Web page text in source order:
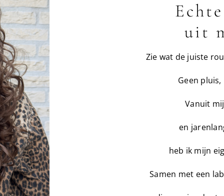
uit
Zie wat de juiste
Geen
Vanuit
en
heb ik mijn
Samen met een